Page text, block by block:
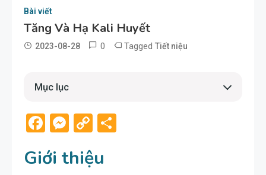
Bài viết
Tăng Và Hạ Kali Huyết
2023-08-28
0 Tagged Tiết niệu
Mục lục
1. Nhận diện tăng kali huyết
Rối loạn ở Hệ tiết niệu:
Suy tuyến thượng thận (Addison’s disease):
Facebook
Messenger
Copy
Giới thiệu